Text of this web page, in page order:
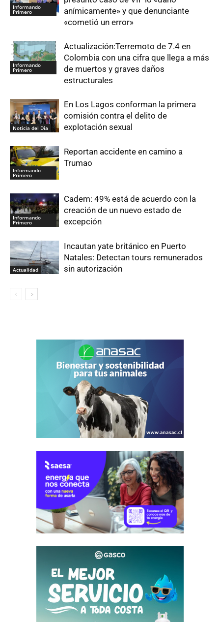
Informando
Primero
anímicamente» y que denunciante
«cometió un error»
Informando
Primero
Actualización:Terremoto de 7.4 en
Colombia con una cifra que llega a más
de muertos y graves daños
estructurales
Noticia del Día
En Los Lagos conforman la primera
comisión contra el delito de
explotación sexual
Informando
Primero
Reportan accidente en camino a
Trumao
Informando
Primero
Cadem: 49% está de acuerdo con la
creación de un nuevo estado de
excepción
Actualidad
Incautan yate británico en Puerto
Natales: Detectan tours remunerados
sin autorización